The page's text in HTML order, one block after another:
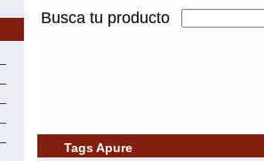
Busca tu producto
Tags Apure